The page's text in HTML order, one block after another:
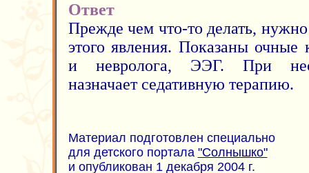
Ответ
Прежде чем что-то делать,
этого явления. Показаны очные
и невролога, ЭЭГ. При
назначает седативную терапию.
Материал подготовлен специально
для детского портала "Солнышко"
и опубликован 1 декабря 2004 г.